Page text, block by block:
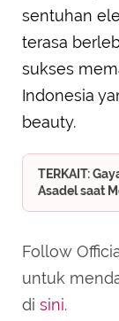
sentuhan
terasa
sukses
Indonesia
beauty.
TERKAIT:
Asadel saat
Follow
untuk
di sini.